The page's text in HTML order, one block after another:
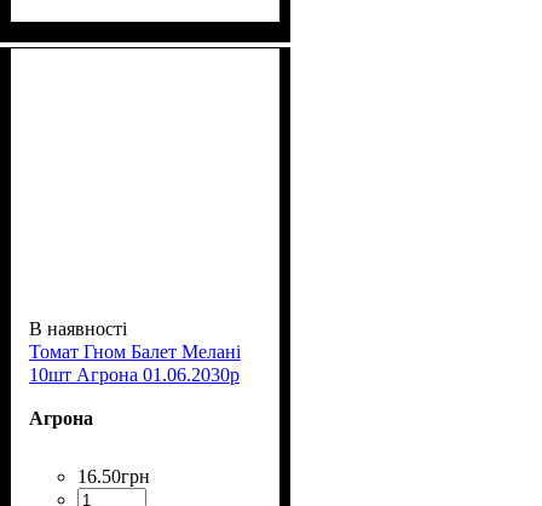
В наявності
Томат Гном Балет Мелані
10шт Агрона 01.06.2030р
Агрона
16.50грн